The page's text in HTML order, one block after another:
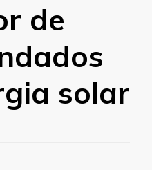
de
solar